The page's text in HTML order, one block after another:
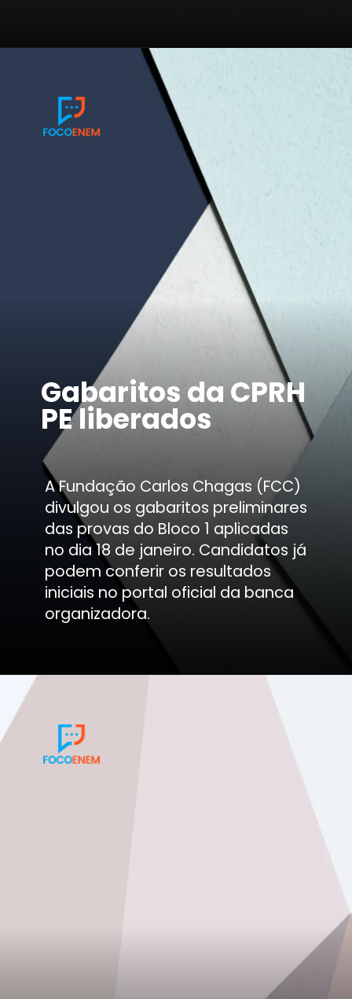
A Fundação Carlos Chagas (FCC)
divulgou os gabaritos preliminares
das provas do Bloco 1 aplicadas
no dia 18 de janeiro. Candidatos já
podem conferir os resultados
iniciais no portal oficial da banca
organizadora.
Gabaritos da CPRH
PE liberados